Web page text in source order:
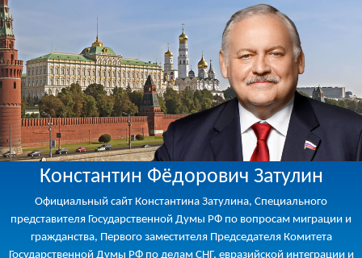
Константин Фёдорович Затулин
Официальный сайт Константина Затулина, Специального
представителя Государственной Думы РФ по вопросам миграции и
гражданства, Первого заместителя Председателя Комитета
Государственной Думы РФ по делам СНГ, евразийской интеграции и